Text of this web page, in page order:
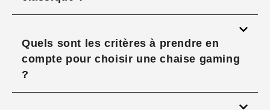
Quels sont les critères à prendre en
compte pour choisir une chaise gaming
?